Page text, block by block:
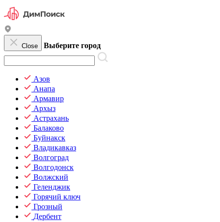
Close Выберите город
Азов
Анапа
Армавир
Архыз
Астрахань
Балаково
Буйнакск
Владикавказ
Волгоград
Волгодонск
Волжский
Геленджик
Горячий ключ
Грозный
Дербент